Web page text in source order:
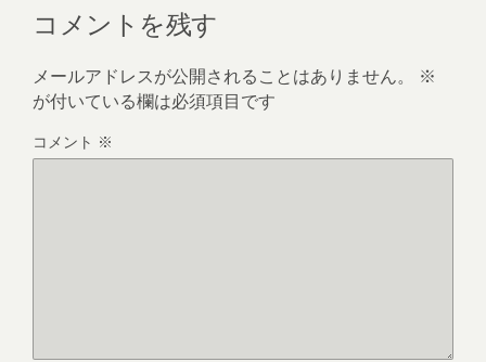
コメントを残す
メールアドレスが公開されることはありません。
※
が付いている欄は必須項目です
コメント ※